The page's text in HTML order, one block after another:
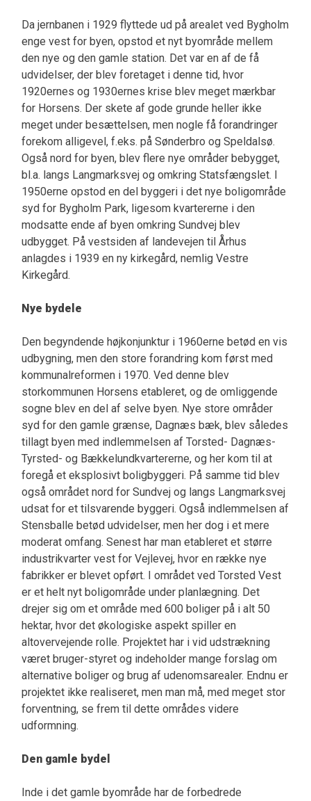
Da jernbanen i 1929 flyttede ud på arealet ved Bygholm
enge vest for byen, opstod et nyt byområde mellem
den nye og den gamle station. Det var en af de få
udvidelser, der blev foretaget i denne tid, hvor
1920ernes og 1930ernes krise blev meget mærkbar
for Horsens. Der skete af gode grunde heller ikke
meget under besættelsen, men nogle få forandringer
forekom alligevel, f.eks. på Sønderbro og Speldalsø.
Også nord for byen, blev flere nye områder bebygget,
bl.a. langs Langmarksvej og omkring Statsfængslet. I
1950erne opstod en del byggeri i det nye boligområde
syd for Bygholm Park, ligesom kvartererne i den
modsatte ende af byen omkring Sundvej blev
udbygget. På vestsiden af landevejen til Århus
anlagdes i 1939 en ny kirkegård, nemlig Vestre
Kirkegård.
Nye bydele
Den begyndende højkonjunktur i 1960erne betød en vis
udbygning, men den store forandring kom først med
kommunalreformen i 1970. Ved denne blev
storkommunen Horsens etableret, og de omliggende
sogne blev en del af selve byen. Nye store områder
syd for den gamle grænse, Dagnæs bæk, blev således
tillagt byen med indlemmelsen af Torsted- Dagnæs-
Tyrsted- og Bækkelundkvartererne, og her kom til at
foregå et eksplosivt boligbyggeri. På samme tid blev
også området nord for Sundvej og langs Langmarksvej
udsat for et tilsvarende byggeri. Også indlemmelsen af
Stensballe betød udvidelser, men her dog i et mere
moderat omfang. Senest har man etableret et større
industrikvarter vest for Vejlevej, hvor en række nye
fabrikker er blevet opført. I området ved Torsted Vest
er et helt nyt boligområde under planlægning. Det
drejer sig om et område med 600 boliger på i alt 50
hektar, hvor det økologiske aspekt spiller en
altovervejende rolle. Projektet har i vid udstrækning
været bruger-styret og indeholder mange forslag om
alternative boliger og brug af udenomsarealer. Endnu er
projektet ikke realiseret, men man må, med meget stor
forventning, se frem til dette områdes videre
udformning.
Den gamle bydel
Inde i det gamle byområde har de forbedrede